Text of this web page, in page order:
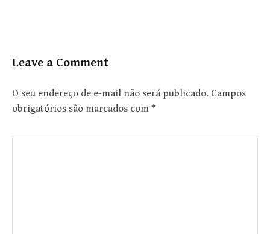
Leave a Comment
O seu endereço de e-mail não será publicado. Campos
obrigatórios são marcados com *